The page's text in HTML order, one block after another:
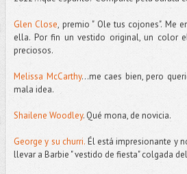
Glen Close, premio " Ole tus cojones". Me
ella. Por fin un vestido original, un color
preciosos.
Melissa McCarthy...me caes bien, pero
mala idea.
Shailene Woodley. Qué mona, de novicia.
George y su churri. Él está impresionante y
llevar a Barbie " vestido de fiesta" colgada